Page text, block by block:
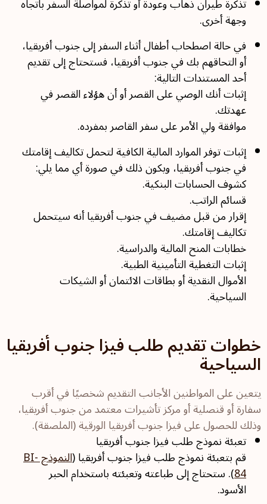
تذكرة طيران ذهاب وعودة أو تذكرة لمواصلة السفر باتجاه
وجهة أخرى.
في حالة اصطحاب أطفال أثناء السفر إلى جنوب أفريقيا،
أو التحاقهم بك في جنوب أفريقيا، فستحتاج إلى تقديم
أحد المستندات التالية:
إثبات أنك الوصي على القصر أو أن هؤلاء القصر في
عهدتك.
موافقة ولي الأمر على سفر القاصر بمفرده.
إثبات توفر الموارد المالية الكافية لتحمل تكاليف إقامتك
في جنوب أفريقيا، ويكون ذلك في صورة أي مما يلي:
كشوف الحسابات البنكية.
قسائم الراتب.
إقرار من قبل مضيف في جنوب أفريقيا أنه سيتحمل
تكاليف إقامتك.
خطابات المنح المالية والدراسية.
إثبات التغطية التأمينية الطبية.
الأموال النقدية أو بطاقات الائتمان أو الشيكات
السياحية.
خطوات تقديم طلب فيزا جنوب أفريقيا
السياحية
يتعين على المواطنين الأجانب التقديم شخصيًا في أقرب
سفارة أو قنصلية أو مركز تأشيرات معتمد من جنوب أفريقيا،
وذلك للحصول على فيزا جنوب أفريقيا الورقية (الملصقة).
تعبئة نموذج طلب فيزا جنوب أفريقيا
قم بتعبئة نموذج طلب فيزا جنوب أفريقيا ( النموذج BI-
84). ستحتاج إلى طباعته وتعبئته باستخدام الحبر
الأسود.